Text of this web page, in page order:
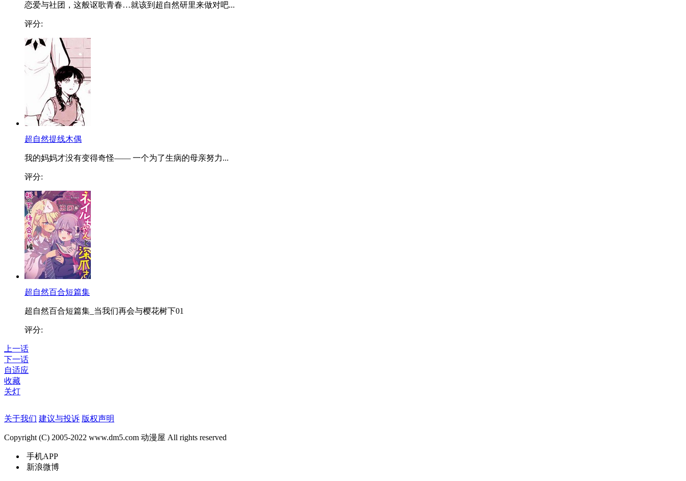
恋爱与社团，这般讴歌青春…就该到超自然研里来做对吧...
评分:
超自然提线木偶
我的妈妈才没有变得奇怪—— 一个为了生病的母亲努力...
评分:
超自然百合短篇集
超自然百合短篇集_当我们再会与樱花树下01
评分:
上一话
下一话
自适应
收藏
关灯
关于我们 建议与投诉 版权声明
Copyright (C) 2005-2022 www.dm5.com 动漫屋 All rights reserved
手机APP
新浪微博